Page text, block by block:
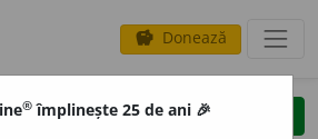
savings Donează
clear
® împlinește 25 de ani 🎉